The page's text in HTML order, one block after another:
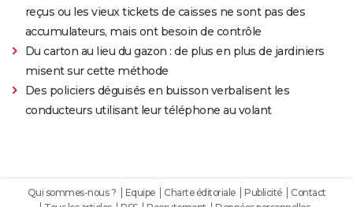
reçus ou les vieux tickets de caisses ne sont pas des
accumulateurs, mais ont besoin de contrôle
Du carton au lieu du gazon : de plus en plus de jardiniers
misent sur cette méthode
Des policiers déguisés en buisson verbalisent les
conducteurs utilisant leur téléphone au volant
Qui sommes-nous ? Equipe Charte éditoriale Publicité
Contact